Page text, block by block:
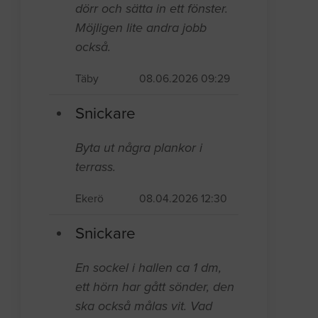
dörr och sätta in ett fönster.
Möjligen lite andra jobb
också.
Täby 08.06.2026 09:29
Snickare
Byta ut några plankor i
terrass.
Ekerö 08.04.2026 12:30
Snickare
En sockel i hallen ca 1 dm,
ett hörn har gått sönder, den
ska också målas vit. Vad